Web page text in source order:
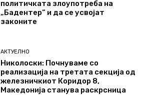
политичката злоупотреба на
„Бадентер“ и да се усвојат
законите
АКТУЕЛНО
Николоски: Почнуваме со
реализација на третата секција од
железничкиот Коридор 8,
Македонија станува раскрсница